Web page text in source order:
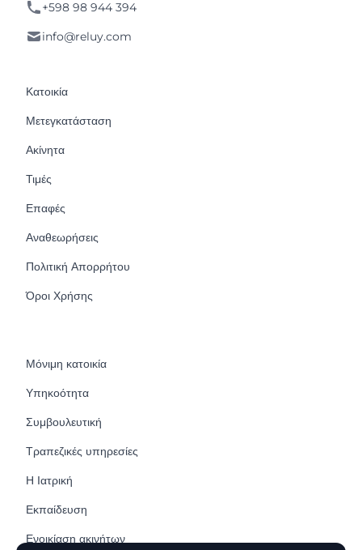
+598 98 944 394
info@reluy.com
Κατοικία
Μετεγκατάσταση
Ακίνητα
Τιμές
Επαφές
Αναθεωρήσεις
Πολιτική Απορρήτου
Όροι Χρήσης
Μόνιμη κατοικία
Υπηκοότητα
Συμβουλευτική
Τραπεζικές υπηρεσίες
Η Ιατρική
Εκπαίδευση
Ενοικίαση ακινήτων